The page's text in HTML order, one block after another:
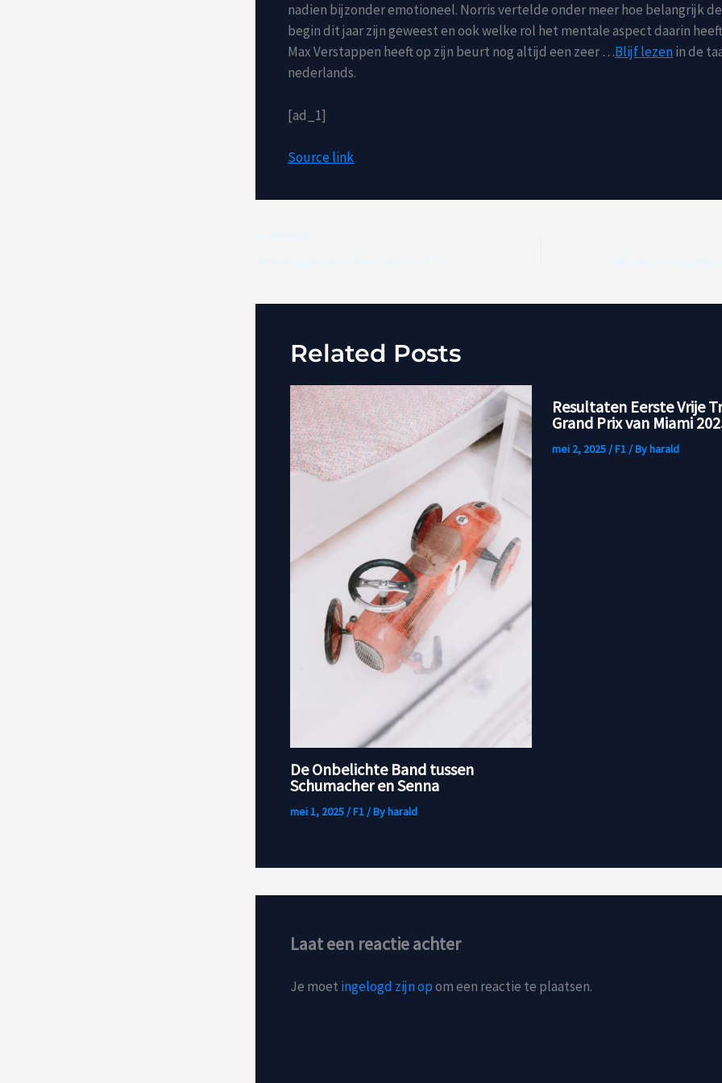
nadien bijzonder emotioneel. Norris vertelde onder meer hoe belangrijk de
begin dit jaar zijn geweest en ook welke rol het mentale aspect daarin
Max Verstappen heeft op zijn beurt nog altijd een zeer …Blijf lezenin de
nederlands.
[ad_1]
Source link
Related Posts
De Onbelichte Band tussen
Schumacher en Senna
mei 1, 2025/F1/ Byharald
Resultaten Eerste Vrije
Grand Prix van Miami
mei 2, 2025/F1/ Byharald
Laat een reactie achter
Je moet ingelogd zijn opom een reactie te plaatsen.